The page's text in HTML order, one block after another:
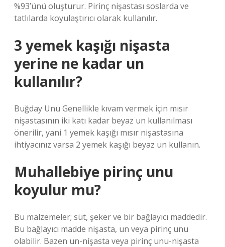
%93’ünü oluşturur. Pirinç nişastası soslarda ve
tatlılarda koyulaştırıcı olarak kullanılır.
3 yemek kaşığı nişasta
yerine ne kadar un
kullanılır?
Buğday Unu Genellikle kıvam vermek için mısır
nişastasının iki katı kadar beyaz un kullanılması
önerilir, yani 1 yemek kaşığı mısır nişastasına
ihtiyacınız varsa 2 yemek kaşığı beyaz un kullanın.
Muhallebiye pirinç unu
koyulur mu?
Bu malzemeler; süt, şeker ve bir bağlayıcı maddedir.
Bu bağlayıcı madde nişasta, un veya pirinç unu
olabilir. Bazen un-nişasta veya pirinç unu-nişasta